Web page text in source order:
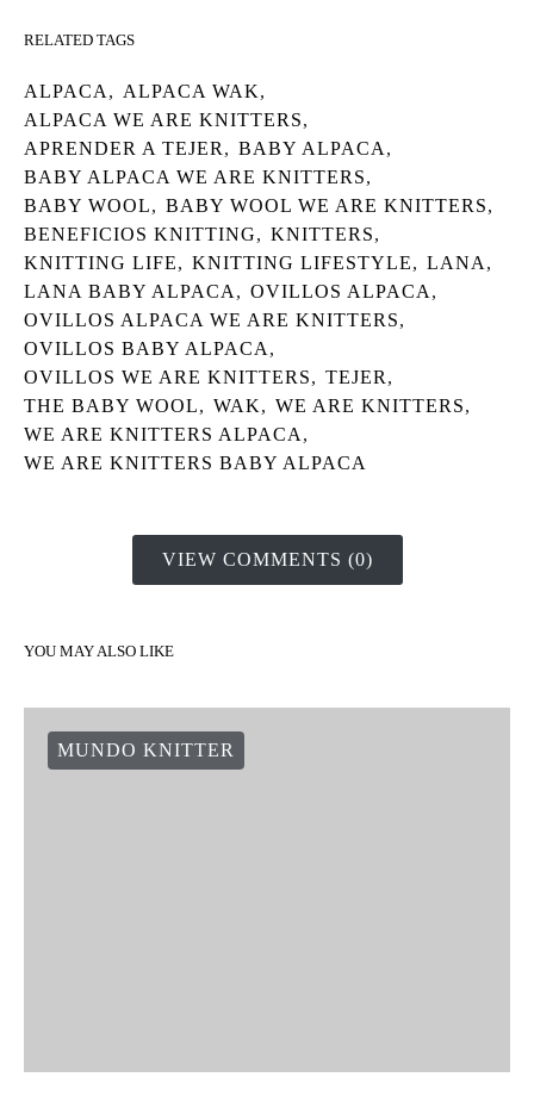
RELATED TAGS
ALPACA , ALPACA WAK,
ALPACA WE ARE KNITTERS,
APRENDER A TEJER , BABY ALPACA ,
BABY ALPACA WE ARE KNITTERS,
BABY WOOL, BABY WOOL WE ARE KNITTERS,
BENEFICIOS KNITTING, KNITTERS,
KNITTING LIFE, KNITTING LIFESTYLE, LANA ,
LANA BABY ALPACA , OVILLOS ALPACA ,
OVILLOS ALPACA WE ARE KNITTERS,
OVILLOS BABY ALPACA ,
OVILLOS WE ARE KNITTERS, TEJER ,
THE BABY WOOL, WAK, WE ARE KNITTERS,
WE ARE KNITTERS ALPACA ,
WE ARE KNITTERS BABY ALPACA
VIEW COMMENTS (0)
YOU MAY ALSO LIKE
MUNDO KNITTER